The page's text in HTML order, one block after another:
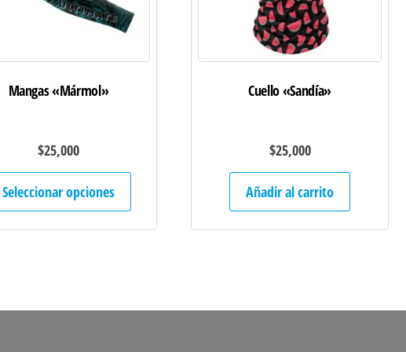
Mangas «Mármol»
$25,000
Seleccionar opciones
Este
opciones
Cuello «Sandía»
$25,000
Añadir al carrito